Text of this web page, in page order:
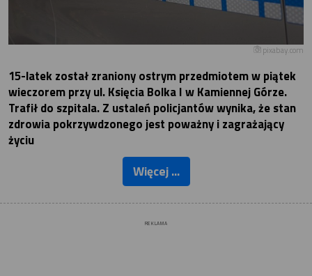
pixabay.com
15-latek został zraniony ostrym przedmiotem w piątek
wieczorem przy ul. Księcia Bolka I w Kamiennej Górze.
Trafił do szpitala. Z ustaleń policjantów wynika, że stan
zdrowia pokrzywdzonego jest poważny i zagrażający
życiu
Więcej ...
REKLAMA